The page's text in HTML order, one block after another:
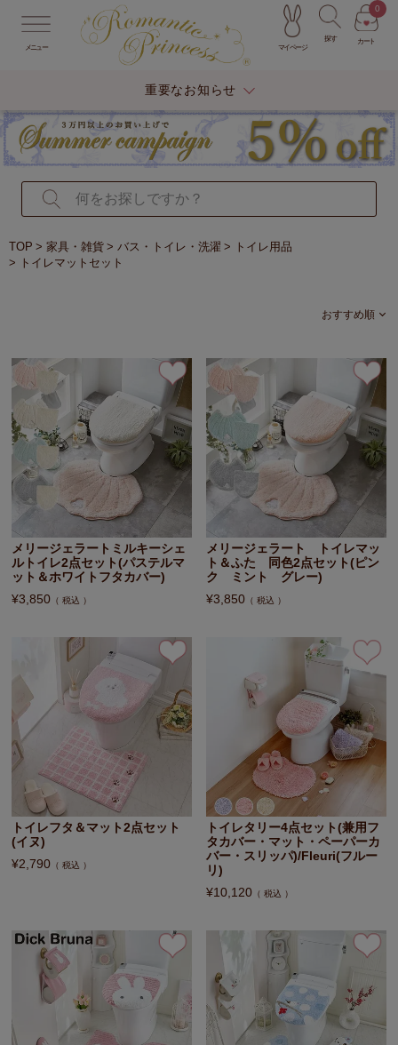
メニュー マイページ
探す カート
0
重要なお知らせ
TOP 家具・雑貨 バス・トイレ・洗濯
トイレ用品
トイレマットセット
おすすめ順
メリージェラートミルキーシェ
ルトイレ2点セット(パステルマ
ット＆ホワイトフタカバー)
¥3,850 税込
メリージェラート トイレマッ
ト＆ふた 同色2点セット(ピン
ク ミント グレー)
¥3,850 税込
トイレフタ＆マット2点セット
(イヌ)
¥2,790 税込
トイレタリー4点セット(兼用フ
タカバー・マット・ペーパーカ
バー・スリッパ)/Fleuri(フルー
リ)
¥10,120 税込